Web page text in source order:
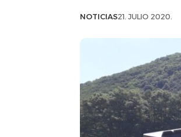
NOTICIAS21. JULIO 2020.